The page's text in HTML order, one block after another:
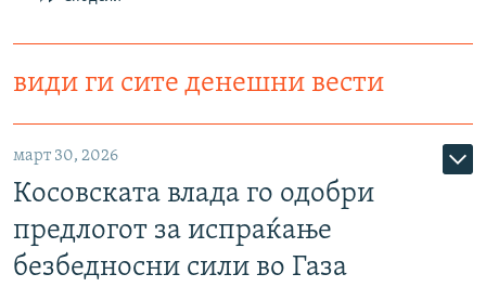
види ги сите денешни вести
март 30, 2026
Косовската влада го одобри
предлогот за испраќање
безбедносни сили во Газа